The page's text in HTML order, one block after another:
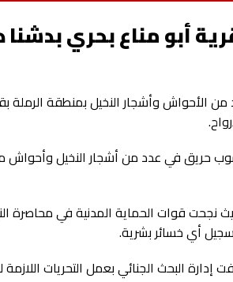
أبو مناع بحري بدشنا
من الأحواش وأشجار النخيل بمنطقة الرملة
حريق في عدد من أشجار النخيل وأحواش
نجحت قوات الحماية المدنية في محاصرة
أي خسائر بشرية.
البحث الجنائي بعمل التحريات